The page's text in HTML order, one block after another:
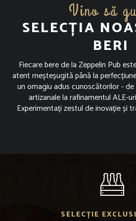
Vino să
SELECȚIA
BERI
Fiecare bere de la Zeppelin Pub
atent meșteșugită până la
un omagiu adus cunoscătorilor -
artizanale la rafinamentul ALE-
Experimentați zestul de inovație și
SELECȚIE